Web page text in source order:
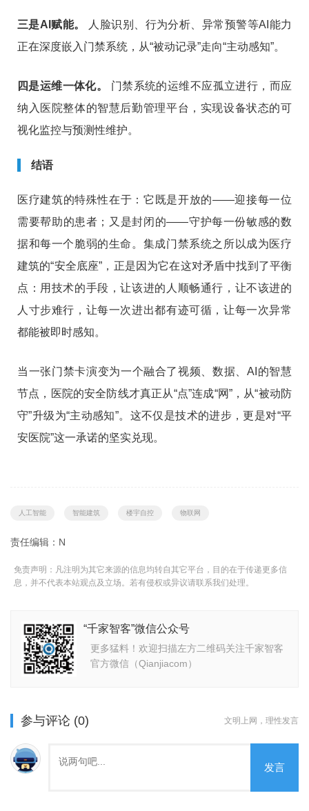
三是AI赋能。
人脸识别、行为分析、异常预警等AI能力
正在深度嵌入门禁系统，从“被动记录”走向“主动感知”。
四是运维一体化。
门禁系统的运维不应孤立进行，而应
纳入医院整体的智慧后勤管理平台，实现设备状态的可
视化监控与预测性维护。
结语
医疗建筑的特殊性在于：它既是开放的——迎接每一位
需要帮助的患者；又是封闭的——守护每一份敏感的数
据和每一个脆弱的生命。集成门禁系统之所以成为医疗
建筑的“安全底座”，正是因为它在这对矛盾中找到了平衡
点：用技术的手段，让该进的人顺畅通行，让不该进的
人寸步难行，让每一次进出都有迹可循，让每一次异常
都能被即时感知。
当一张门禁卡演变为一个融合了视频、数据、AI的智慧
节点，医院的安全防线才真正从“点”连成“网”，从“被动防
守”升级为“主动感知”。这不仅是技术的进步，更是对“平
安医院”这一承诺的坚实兑现。
人工智能 智能建筑 楼宇自控 物联网
责任编辑：N
免责声明：凡注明为其它来源的信息均转自其它平台，目的在于传递更多信
息，并不代表本站观点及立场。若有侵权或异议请联系我们处理。
“千家智客”微信公众号
更多猛料！欢迎扫描左方二维码关注千家智客
官方微信（Qianjiacom）
参与评论 (0) 文明上网，理性发言
发言